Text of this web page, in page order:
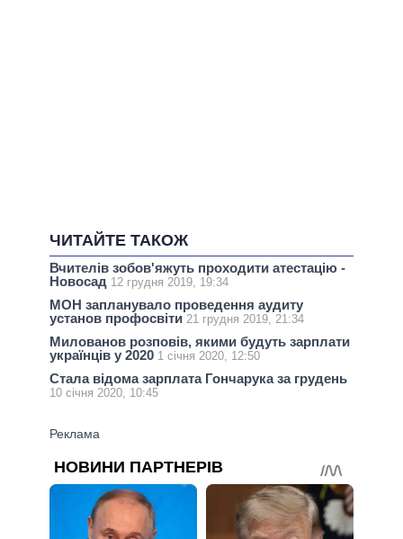
ЧИТАЙТЕ ТАКОЖ
Вчителів зобов'яжуть проходити атестацію -
Новосад 12 грудня 2019, 19:34
МОН запланувало проведення аудиту
установ профосвіти 21 грудня 2019, 21:34
Милованов розповів, якими будуть зарплати
українців у 2020 1 січня 2020, 12:50
Стала відома зарплата Гончарука за грудень
10 січня 2020, 10:45